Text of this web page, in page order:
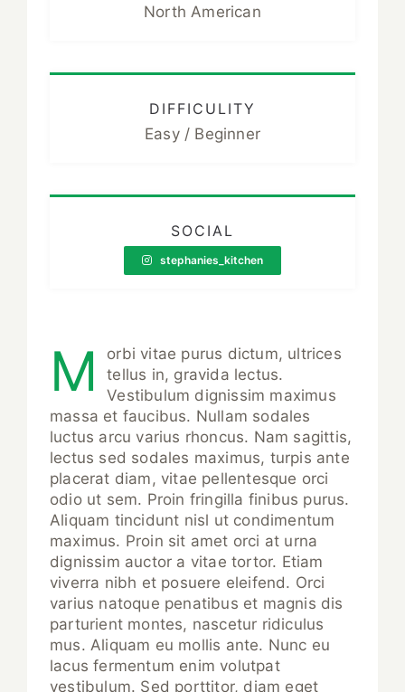
North American
DIFFICULITY
Easy / Beginner
SOCIAL
stephanies_kitchen
M
orbi vitae purus dictum, ultrices
tellus in, gravida lectus.
Vestibulum dignissim maximus
massa et faucibus. Nullam sodales
luctus arcu varius rhoncus. Nam sagittis,
lectus sed sodales maximus, turpis ante
placerat diam, vitae pellentesque orci
odio ut sem. Proin fringilla finibus purus.
Aliquam tincidunt nisl ut condimentum
maximus. Proin sit amet orci at urna
dignissim auctor a vitae tortor. Etiam
viverra nibh et posuere eleifend. Orci
varius natoque penatibus et magnis dis
parturient montes, nascetur ridiculus
mus. Aliquam eu mollis ante. Nunc eu
lacus fermentum enim volutpat
vestibulum. Sed porttitor, diam eget